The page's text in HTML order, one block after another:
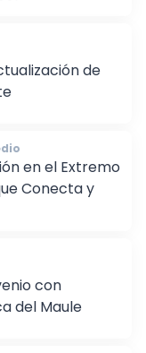
de
en el Extremo
Conecta y
con